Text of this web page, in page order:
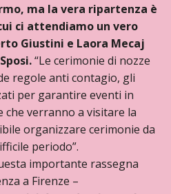
ma la vera ripartenza è
ci attendiamo un vero
Giustini e Laora Mecaj
“Le cerimonie di nozze
regole anti contagio, gli
per garantire eventi in
che verranno a visitare la
organizzare cerimonie da
periodo”.
importante rassegna
a Firenze –